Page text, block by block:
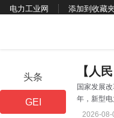
电力工业网 添加到收藏夹
头条
GEI
国家发展
年，新型
力持续增
2026-08-